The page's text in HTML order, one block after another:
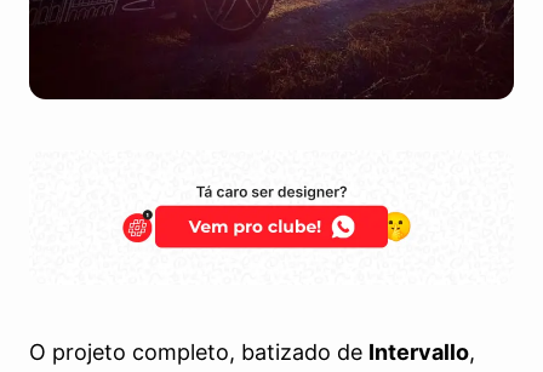
O projeto completo, batizado de Intervallo,